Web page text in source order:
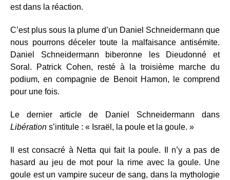
est dans la réaction.
C’est plus sous la plume d’un Daniel Schneidermann que
nous pourrons déceler toute la malfaisance antisémite.
Daniel Schneidermann biberonne les Dieudonné et
Soral. Patrick Cohen, resté à la troisième marche du
podium, en compagnie de Benoit Hamon, le comprend
pour une fois.
Le dernier article de Daniel Schneidermann dans
Libération s’intitule : « Israël, la poule et la goule. »
Il est consacré à Netta qui fait la poule. Il n’y a pas de
hasard au jeu de mot pour la rime avec la goule. Une
goule est un vampire suceur de sang, dans la mythologie